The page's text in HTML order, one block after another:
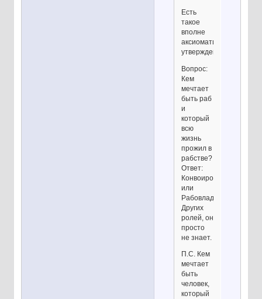
Есть
такое
вполне
аксиоматическое
утверждение:
Вопрос:
Кем
мечтает
быть раб
и
который
всю
жизнь
прожил в
рабстве?
Ответ:
Конвоиром
или
Рабовладельцем.
Других
ролей, он
просто
не знает.
П.С. Кем
мечтает
быть
человек,
который